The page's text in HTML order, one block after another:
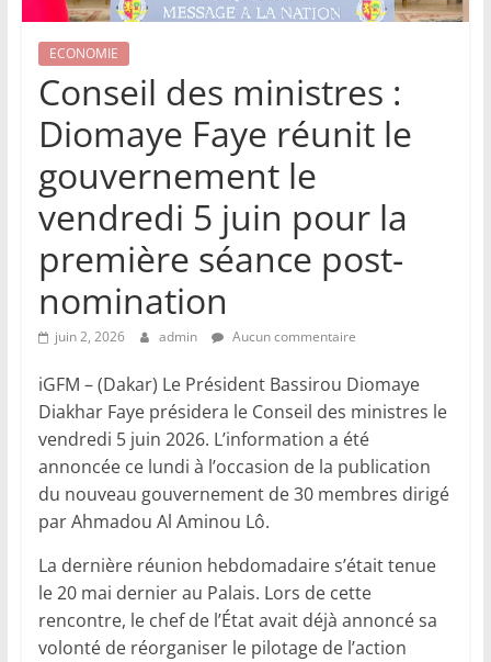
ECONOMIE
Conseil des ministres :
Diomaye Faye réunit le
gouvernement le
vendredi 5 juin pour la
première séance post-
nomination
juin 2, 2026 admin Aucun commentaire
iGFM – (Dakar) Le Président Bassirou Diomaye
Diakhar Faye présidera le Conseil des ministres le
vendredi 5 juin 2026. L’information a été
annoncée ce lundi à l’occasion de la publication
du nouveau gouvernement de 30 membres dirigé
par Ahmadou Al Aminou Lô.
La dernière réunion hebdomadaire s’était tenue
le 20 mai dernier au Palais. Lors de cette
rencontre, le chef de l’État avait déjà annoncé sa
volonté de réorganiser le pilotage de l’action